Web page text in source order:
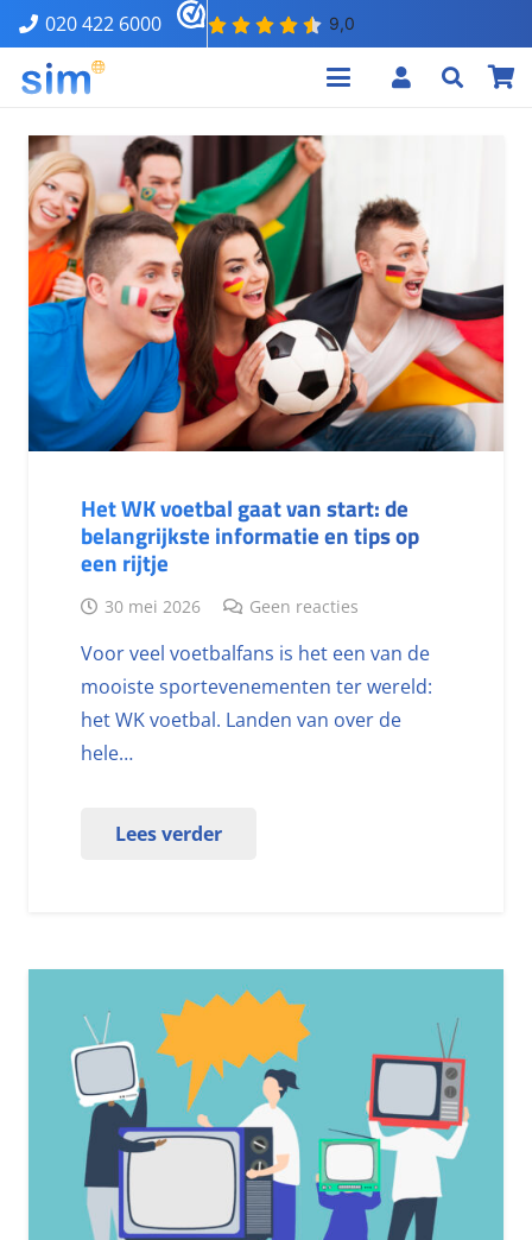
020 422 6000
Het WK voetbal gaat van start: de
belangrijkste informatie en tips op
een rijtje
30 mei 2026 Geen reacties
Voor veel voetbalfans is het een van de
mooiste sportevenementen ter wereld:
het WK voetbal. Landen van over de
hele…
Lees verder